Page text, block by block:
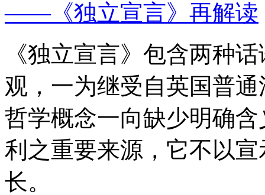
——《独立宣言》再解读
《独立宣言》包含两种
观，一为继受自英国普
哲学概念一向缺少明确
利之重要来源，它不以
长。